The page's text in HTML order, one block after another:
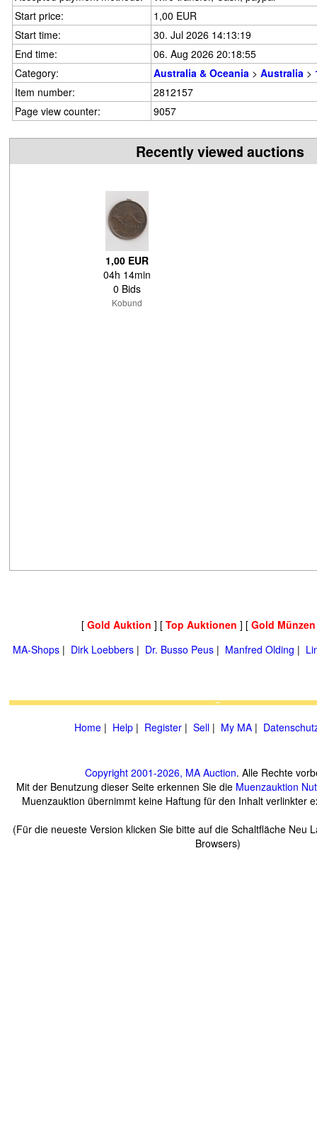
Start price:
1,00 EUR
Start time:
30. Jul 2026 14:13:19
End time:
06. Aug 2026 20:18:55
Category:
Australia & Oceania > Australia >
Item number:
2812157
Page view counter:
9057
Recently viewed auctions
1,00 EUR
04h 14min
0 Bids
Kobund
[ Gold Auktion ] [ Top Auktionen ] [ Gold
MA-Shops | Dirk Loebbers | Dr. Busso Peus | Manfred Olding |
Home | Help | Register | Sell | My MA |
Copyright 2001-2026, MA Auction. Alle Rechte
Mit der Benutzung dieser Seite erkennen Sie die Muenzauktion
Muenzauktion übernimmt keine Haftung für den Inhalt verlinkter
(Für die neueste Version klicken Sie bitte auf die Schaltfläche Neu
Browsers)